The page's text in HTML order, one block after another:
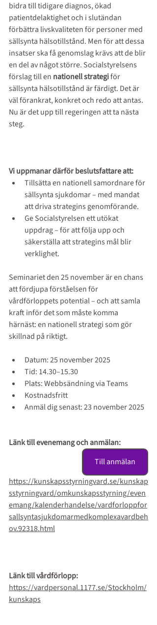
bidra till tidigare diagnos, ökad
patientdelaktighet och i slutändan
förbättra livskvaliteten för personer med
sällsynta hälsotillstånd. Men för att dessa
insatser ska få genomslag krävs att de blir
en del av något större. Socialstyrelsens
förslag till en nationell strategi för
sällsynta hälsotillstånd är färdigt. Det är
väl förankrat, konkret och redo att antas.
Nu är det upp till regeringen att ta nästa
steg.
Vi uppmanar därför beslutsfattare att:
Tillsätta en nationell samordnare för
sällsynta sjukdomar – med mandat
att driva strategins genomförande.
Ge Socialstyrelsen ett utökat
uppdrag – för att följa upp och
säkerställa att strategins mål blir
verklighet.
Seminariet den 25 november är en chans
att fördjupa förståelsen för
vårdförloppets potential – och att samla
kraft inför det som måste komma
härnäst: en nationell strategi som gör
skillnad på riktigt.
Datum: 25 november 2025
Tid: 14.30–15.30
Plats: Webbsändning via Teams
Kostnadsfritt
Anmäl dig senast: 23 november 2025
Länk till evenemang och anmälan:
Till anmälan
https://kunskapsstyrningvard.se/kunskap
sstyrningvard/omkunskapsstyrning/even
emang/kalenderhandelse/vardforloppfor
sallsyntasjukdomarmedkomplexavardbeh
ov.92318.html
Länk till vårdförlopp:
https://vardpersonal.1177.se/Stockholm/
kunskaps